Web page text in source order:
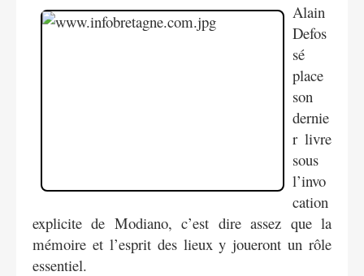
Alain
Defos
sé
place
son
dernie
r livre
sous
l’invo
cation
explicite de Modiano, c’est dire assez que la
mémoire et l’esprit des lieux y joueront un rôle
essentiel.